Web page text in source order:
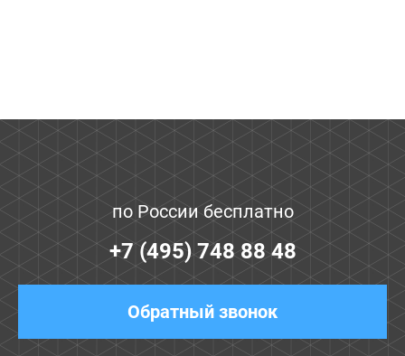
по России бесплатно
+7 (495) 748 88 48
Обратный звонок